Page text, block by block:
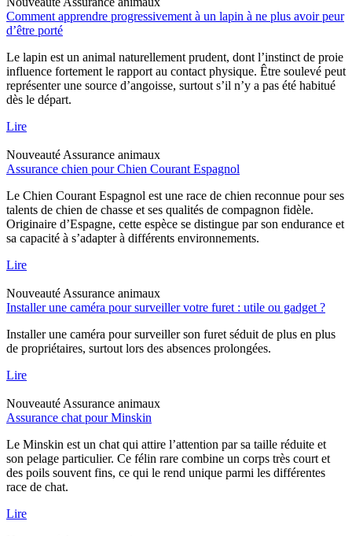
Comment apprendre progressivement à un lapin à ne plus avoir peur
d’être porté
Le lapin est un animal naturellement prudent, dont l’instinct de proie
influence fortement le rapport au contact physique. Être soulevé peut
représenter une source d’angoisse, surtout s’il n’y a pas été habitué
dès le départ.
Lire
Nouveauté Assurance animaux
Assurance chien pour Chien Courant Espagnol
Le Chien Courant Espagnol est une race de chien reconnue pour ses
talents de chien de chasse et ses qualités de compagnon fidèle.
Originaire d’Espagne, cette espèce se distingue par son endurance et
sa capacité à s’adapter à différents environnements.
Lire
Nouveauté Assurance animaux
Installer une caméra pour surveiller votre furet : utile ou gadget ?
Installer une caméra pour surveiller son furet séduit de plus en plus
de propriétaires, surtout lors des absences prolongées.
Lire
Nouveauté Assurance animaux
Assurance chat pour Minskin
Le Minskin est un chat qui attire l’attention par sa taille réduite et
son pelage particulier. Ce félin rare combine un corps très court et
des poils souvent fins, ce qui le rend unique parmi les différentes
race de chat.
Lire